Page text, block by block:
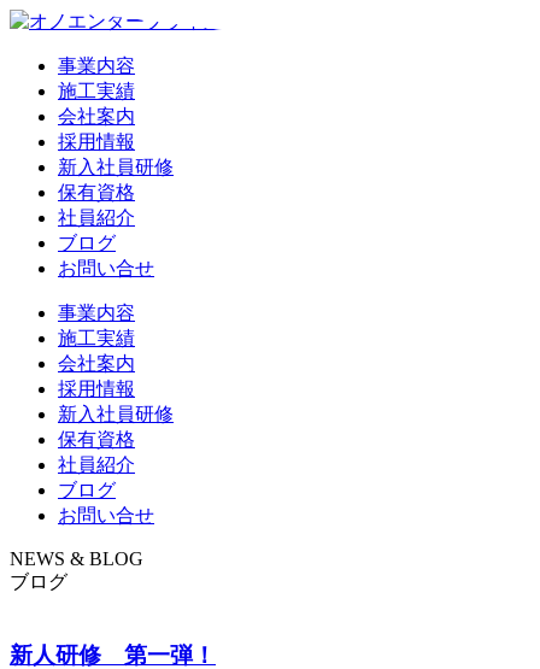
事業内容
施工実績
会社案内
採用情報
新入社員研修
保有資格
社員紹介
ブログ
お問い合せ
事業内容
施工実績
会社案内
採用情報
新入社員研修
保有資格
社員紹介
ブログ
お問い合せ
NEWS & BLOG
ブログ
新人研修 第一弾！